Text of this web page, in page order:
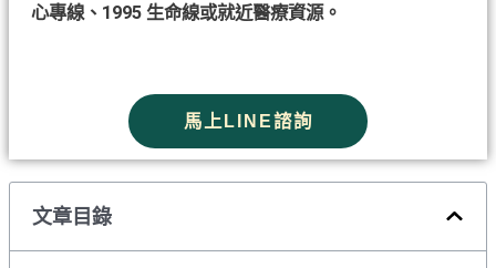
心專線、1995 生命線或就近醫療資源。
馬上LINE諮詢
文章目錄